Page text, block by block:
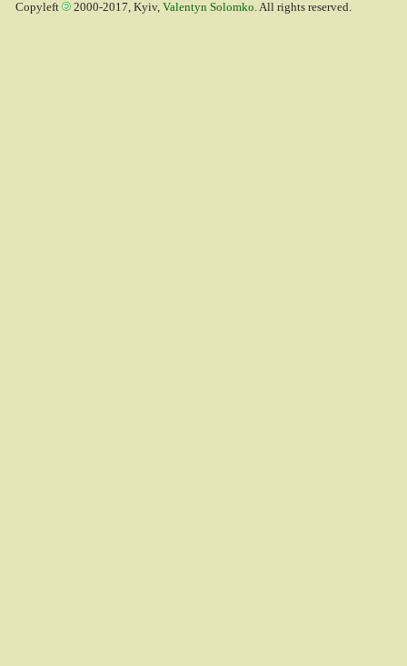
Copyleft 2000-2017, Kyiv, Valentyn Solomko. All rights reserved.